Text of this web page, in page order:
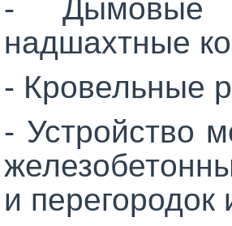
- Дымовые
надшахтные
- Кровельные
- Устройство
и